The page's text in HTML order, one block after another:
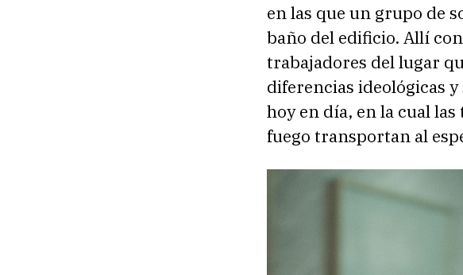
en las que un grupo de
baño del edificio. Allí
trabajadores del lugar
diferencias ideológicas
hoy en día, en la cual
fuego transportan al